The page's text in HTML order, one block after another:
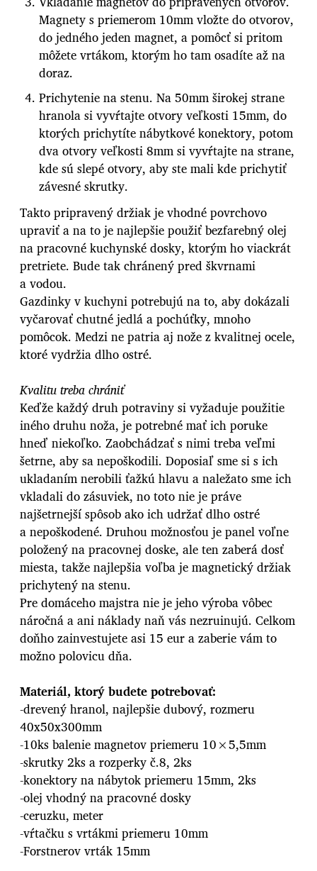
Magnety s priemerom 10mm vložte do otvorov,
do jedného jeden magnet, a pomôcť si pritom
môžete vrtákom, ktorým ho tam osadíte až na
doraz.
Prichytenie na stenu. Na 50mm širokej strane
hranola si vyvŕtajte otvory veľkosti 15mm, do
ktorých prichytíte nábytkové konektory, potom
dva otvory veľkosti 8mm si vyvŕtajte na strane,
kde sú slepé otvory, aby ste mali kde prichytiť
závesné skrutky.
Takto pripravený držiak je vhodné povrchovo
upraviť a na to je najlepšie použiť bezfarebný olej
na pracovné kuchynské dosky, ktorým ho viackrát
pretriete. Bude tak chránený pred škvrnami
a vodou.
Gazdinky v kuchyni potrebujú na to, aby dokázali
vyčarovať chutné jedlá a pochúťky, mnoho
pomôcok. Medzi ne patria aj nože z kvalitnej ocele,
ktoré vydržia dlho ostré.
Kvalitu treba chrániť
Keďže každý druh potraviny si vyžaduje použitie
iného druhu noža, je potrebné mať ich poruke
hneď niekoľko. Zaobchádzať s nimi treba veľmi
šetrne, aby sa nepoškodili. Doposiaľ sme si s ich
ukladaním nerobili ťažkú hlavu a naležato sme ich
vkladali do zásuviek, no toto nie je práve
najšetrnejší spôsob ako ich udržať dlho ostré
a nepoškodené. Druhou možnosťou je panel voľne
položený na pracovnej doske, ale ten zaberá dosť
miesta, takže najlepšia voľba je magnetický držiak
prichytený na stenu.
Pre domáceho majstra nie je jeho výroba vôbec
náročná a ani náklady naň vás nezruinujú. Celkom
doňho zainvestujete asi 15 eur a zaberie vám to
možno polovicu dňa.
Materiál, ktorý budete potrebovať:
-drevený hranol, najlepšie dubový, rozmeru
40x50x300mm
-10ks balenie magnetov priemeru 10×5,5mm
-skrutky 2ks a rozperky č.8, 2ks
-konektory na nábytok priemeru 15mm, 2ks
-olej vhodný na pracovné dosky
-ceruzku, meter
-vŕtačku s vrtákmi priemeru 10mm
-Forstnerov vrták 15mm